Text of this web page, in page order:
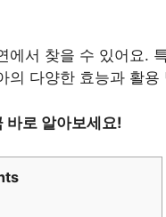
서 찾을 수 있어요.
의 다양한 효능과 활
바로 알아보세요!